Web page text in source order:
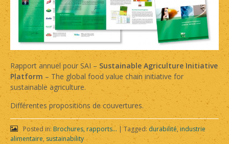
Rapport annuel pour SAI – Sustainable Agriculture Initiative
Platform – The global food value chain initiative for
sustainable agriculture.
Différentes propositions de couvertures.
Posted in: Brochures, rapports... |Tagged: durabilité, industrie
alimentaire, sustainability